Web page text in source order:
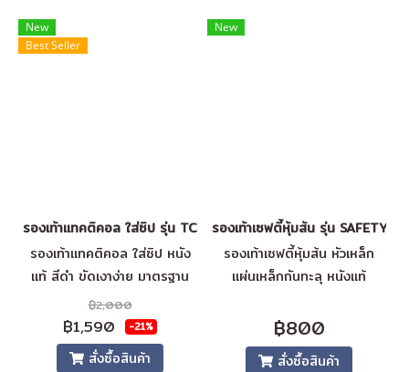
เลี่ยงความเสี่ยงจากการจุด
New
Best Seller
รองเท้าแทคติคอล ใส่ซิป รุ่น TCZ (Tactical Zip)
รองเท้าแทคติคอล ใส่ซิป หนัง
แท้ สีดำ ขัดเงาง่าย มาตรฐาน
การผลิต ISO ภายในหนานุ่มสวม
ใส่สบาย วัสดุเกรดดี กันน้ำ พื้น
กันความร้อน กันลื่น
฿2,000
฿1,590 -21%
สั่งซื้อสินค้า
New
รองเท้าเซฟตี้หุ้มส้น รุ่น
รองเท้าเซฟตี้หุ้มส้น หัวเหล็ก
แผ่นเหล็กกันทะลุ หนังแท้
บุกสมบัน ลุยสามารถทนทานได้
฿800
สั่งซื้อสินค้า